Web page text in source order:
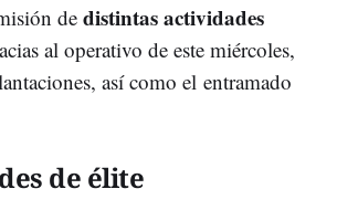
de distintas actividades
al operativo de este miércoles,
así como el entramado
de élite